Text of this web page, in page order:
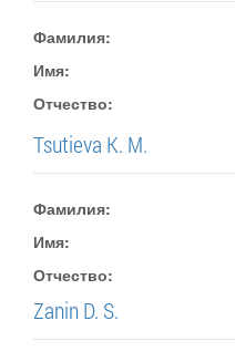
Фамилия:
Имя:
Отчество:
Tsutieva K. M.
Фамилия:
Имя:
Отчество:
Zanin D. S.